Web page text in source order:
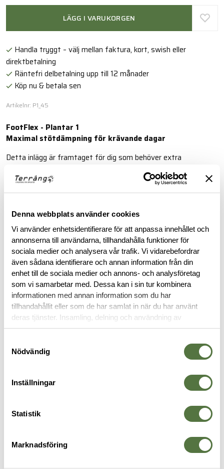
Denna webbplats använder cookies
Vi använder enhetsidentifierare för att anpassa innehållet och
annonserna till användarna, tillhandahålla funktioner för
sociala medier och analysera vår trafik. Vi vidarebefordrar
även sådana identifierare och annan information från din
enhet till de sociala medier och annons- och analysföretag
som vi samarbetar med. Dessa kan i sin tur kombinera
informationen med annan information som du har
tillhandahållit eller som de har samlat in när du har använt
deras tjänster. Insamling, delning och användning av
personuppgifter kan användas för personalisering av
Nödvändig
Inställningar
Statistik
Marknadsföring
LÄGG I VARUKORGEN
Handla tryggt – välj mellan faktura, kort, swish eller
direktbetalning
Räntefri delbetalning upp till 12 månader
Köp nu & betala sen
Artikelnr: P1_45
FootFlex - Plantar 1
Maximal stötdämpning för krävande dagar
Detta inlägg är framtaget för dig som behöver extra
andra belastningsrelaterade besvär.
BESKRIVNING
RECENSIONER
OM VARUMÄRKET
TILLBEHÖR